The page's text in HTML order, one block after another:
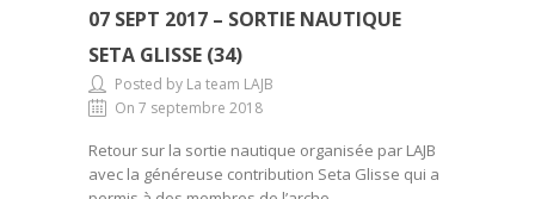
07 SEPT 2017 – SORTIE NAUTIQUE
SETA GLISSE (34)
Posted by La team LAJB
On 7 septembre 2018
Retour sur la sortie nautique organisée par LAJB
avec la généreuse contribution Seta Glisse qui a